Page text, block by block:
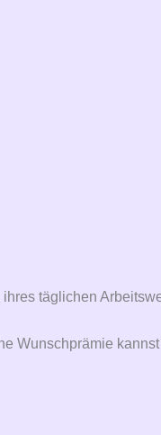
täglichen
Wunschprämie kannst